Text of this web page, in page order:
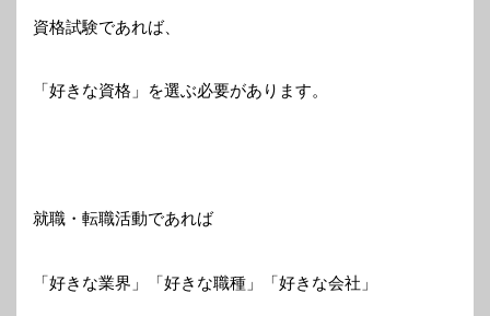
資格試験であれば、
「好きな資格」を選ぶ必要があります。
就職・転職活動であれば
「好きな業界」「好きな職種」「好きな会社」